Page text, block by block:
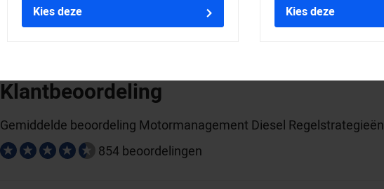
Kies deze Kies deze
Afronding: Certificaat
Klantbeoordeling
Gemiddelde beoordeling Motormanagement Diesel Regelstrategieën
854 beoordelingen